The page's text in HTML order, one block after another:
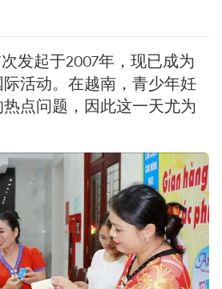
发起于2007年，现已成为
活动。在越南，青少年妊
点问题，因此这一天尤为